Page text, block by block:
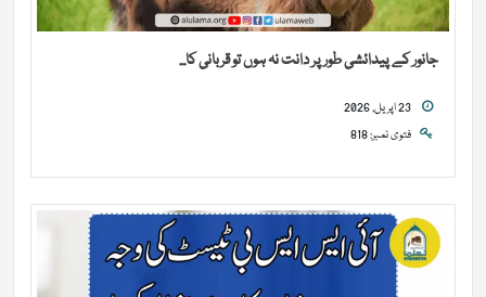
جانور کے پیدائشی طور پر دانت نہ ہوں تو قربانی کا...
فتوی نمبر: 818